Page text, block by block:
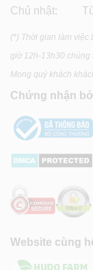
Chủ nhật: Từ
(*) Thời gian làm việc
giờ 12h-13h30 chúng
Mong quý khách
Chứng nhận
Website cùng